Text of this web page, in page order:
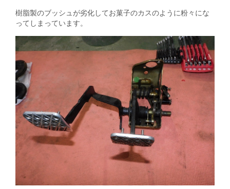
樹脂製のブッシュが劣化してお菓子のカスのように粉々にな
ってしまっています。